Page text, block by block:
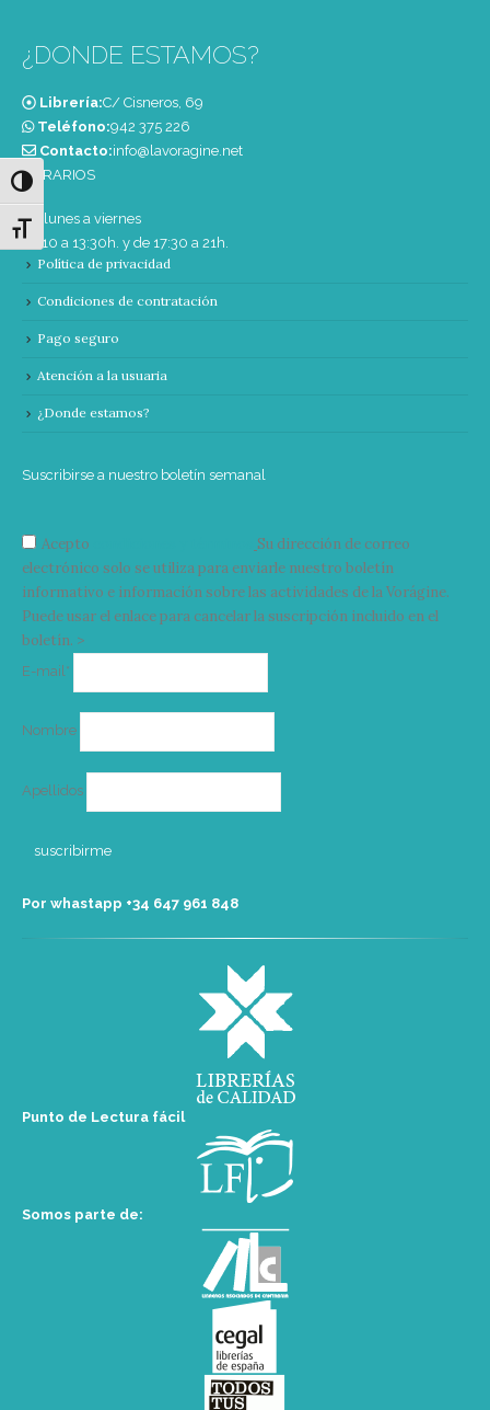
Alternar alto contraste
Alternar tamaño de letra
¿DONDE ESTAMOS?
Librería:C/ Cisneros, 69
Teléfono:‭942 375 226‬
Contacto:info@lavoragine.net
HORARIOS
De lunes a viernes
de 10 a 13:30h. y de 17:30 a 21h.
Política de privacidad
Condiciones de contratación
Pago seguro
Atención a la usuaria
¿Donde estamos?
Suscribirse a nuestro boletín semanal
Acepto
Su dirección de correo
electrónico solo se utiliza para enviarle nuestro boletín
informativo e información sobre las actividades de la Vorágine.
Puede usar el enlace para cancelar la suscripción incluido en el
boletín. >
E-mail*
Nombre
Apellidos
Por whastapp +34 ‭647 961 848‬
Punto de Lectura fácil
Somos parte de: